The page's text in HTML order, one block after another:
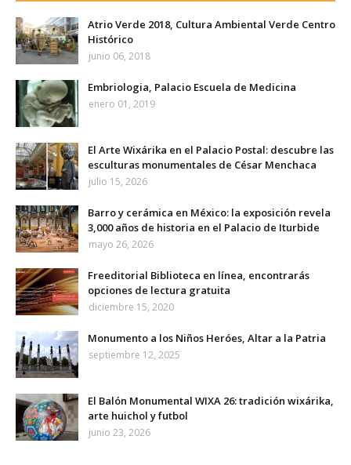
Atrio Verde 2018, Cultura Ambiental Verde Centro
Histórico
junio 06, 2018
Embriologia, Palacio Escuela de Medicina
enero 01, 2019
El Arte Wixárika en el Palacio Postal: descubre las
esculturas monumentales de César Menchaca
julio 15, 2026
Barro y cerámica en México: la exposición revela
3,000 años de historia en el Palacio de Iturbide
mayo 26, 2026
Freeditorial Biblioteca en línea, encontrarás
opciones de lectura gratuita
diciembre 15, 2020
Monumento a los Niños Heróes, Altar a la Patria
septiembre 12, 2025
El Balón Monumental WIXA 26: tradición wixárika,
arte huichol y futbol
junio 23, 2026